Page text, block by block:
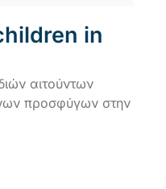
in
αιτούντων
προσφύγων στην